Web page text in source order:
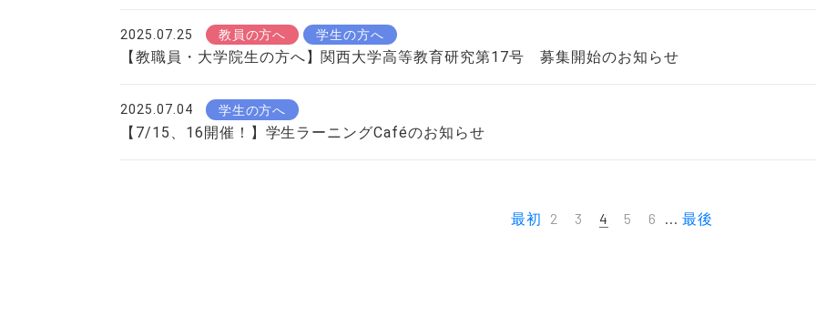
2025.07.25 教員の方へ 学生の方へ
【教職員・大学院生の方へ】関西大学高等教育研究第17号 募集開始のお知らせ
2025.07.04 学生の方へ
【7/15、16開催！】学生ラーニングCaféのお知らせ
最初 2 3 4 5 6 ...最後